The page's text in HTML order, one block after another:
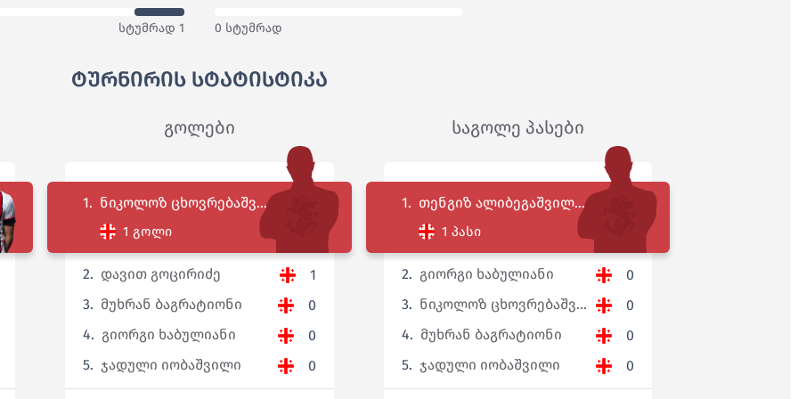
სტუმრად 1 0 სტუმრად
ტურნირის სტატისტიკა
გოლები
1. ნიკოლოზ ცხოვრებაშვ...
1 გოლი
2. დავით გოცირიძე
1
3. მუხრან ბაგრატიონი
0
4. გიორგი ხაბულიანი
0
5. ჯადული იობაშვილი 0
საგოლე პასები
1. თენგიზ ალიბეგაშვილ...
1 პასი
2. გიორგი ხაბულიანი
0
3. ნიკოლოზ ცხოვრებაშვ...
0
4. მუხრან ბაგრატიონი
0
5. ჯადული იობაშვილი 0